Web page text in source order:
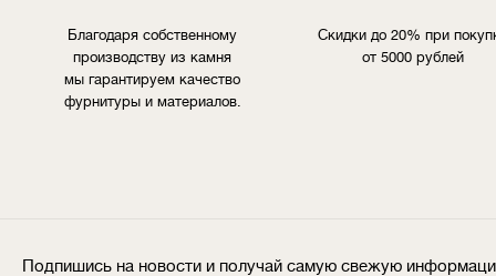
Благодаря собственному
производству из камня
мы гарантируем качество
фурнитуры и материалов.
Скидки до 20% при
от 5000 рублей
Подпишись на новости и получай самую свежую